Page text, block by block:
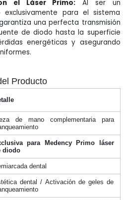
el Láser Primo: Al ser un
exclusivamente para el sistema
una perfecta transmisión
de diodo hasta la superficie
energéticas y asegurando
Producto
de mano complementaria para
para Medency Primo láser
diodo
dental
dental / Activación de geles de